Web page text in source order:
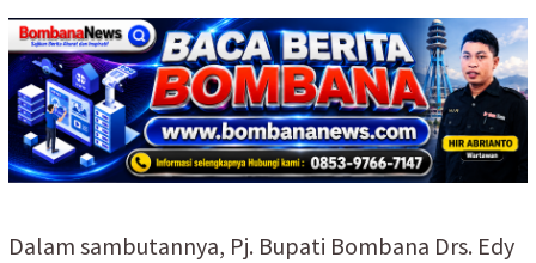
Dalam sambutannya, Pj. Bupati Bombana Drs. Edy